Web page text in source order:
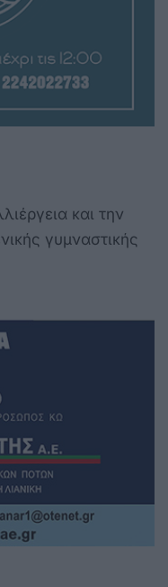
και την
γυμναστικής